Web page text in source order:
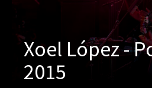
Xoel López -
2015